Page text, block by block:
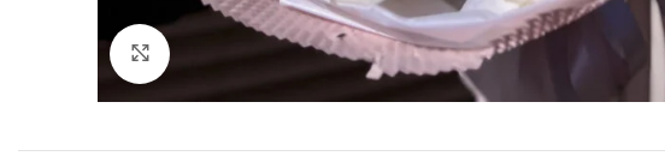
Натисніть для збільшення